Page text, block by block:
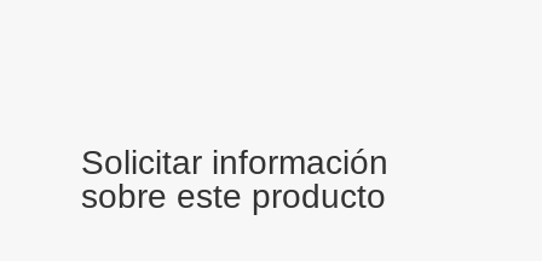
Solicitar información
sobre este producto